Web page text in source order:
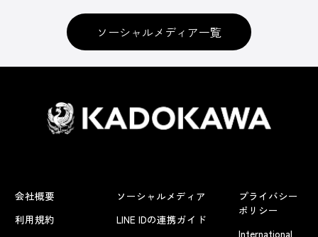
ソーシャルメディア一覧
会社概要
利用規約
ソーシャルメディア
LINE IDの連携ガイド
プライバシー
ポリシー
International